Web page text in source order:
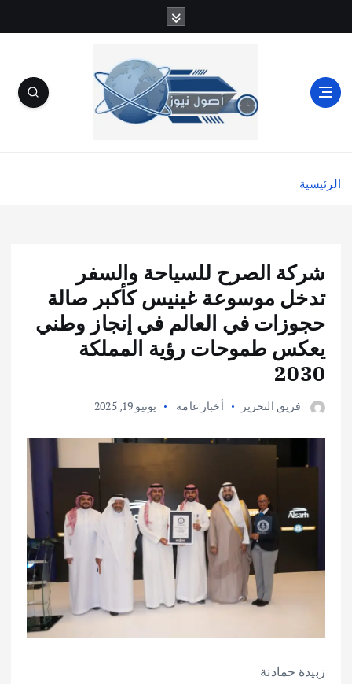
ل
الرئيسية
شركة الصرح للسياحة والسفر
تدخل موسوعة غينيس كأكبر صالة
حجوزات في العالم في إنجاز وطني
يعكس طموحات رؤية المملكة
2030
فريق التحرير أخبار عامة يونيو 19, 2025
زبيدة حمادنة